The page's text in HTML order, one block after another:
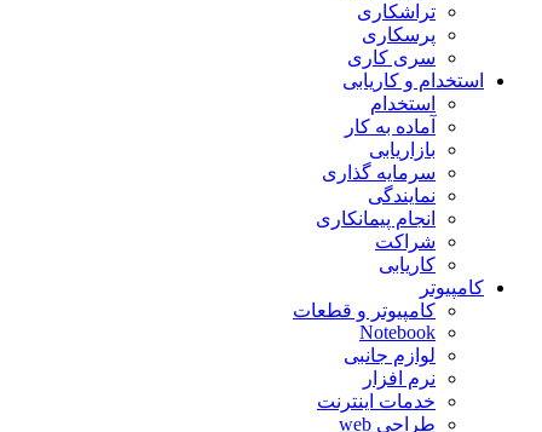
تراشکاری
پرسکاری
سری کاری
استخدام و کاریابی
استخدام
آماده به کار
بازاریابی
سرمایه گذاری
نمایندگی
انجام پیمانکاری
شراکت
کاریابی
کامپیوتر
کامپیوتر و قطعات
Notebook
لوازم جانبی
نرم افزار
خدمات اینترنت
طراحی web